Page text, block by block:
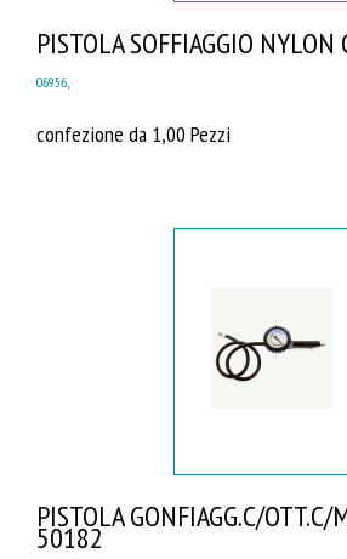
PISTOLA SOFFIAGGIO NYLON
06956
confezione da 1,00 Pezzi
PISTOLA GONFIAGG.C/OTT.C/
50182